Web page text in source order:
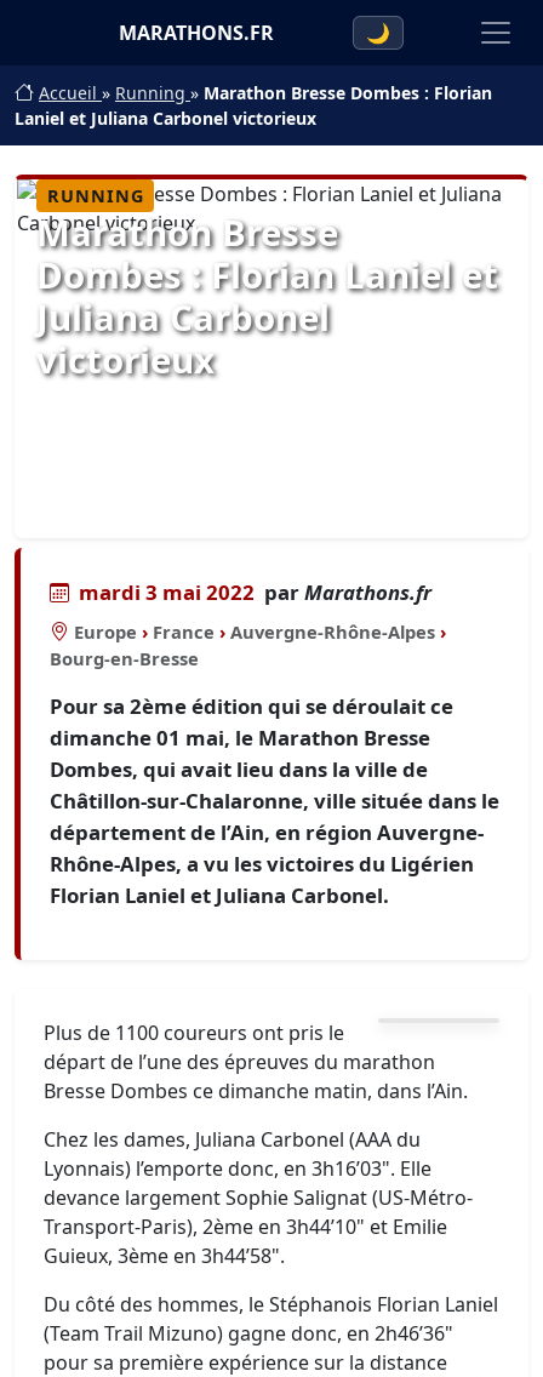
MARATHONS.FR 🌙
Accueil » Running » Marathon Bresse Dombes : Florian
Laniel et Juliana Carbonel victorieux
RUNNING
Marathon Bresse
Dombes : Florian Laniel et
Juliana Carbonel
victorieux
mardi 3 mai 2022 parMarathons.fr
Europe › France › Auvergne-Rhône-Alpes ›
Bourg-en-Bresse
Pour sa 2ème édition qui se déroulait ce
dimanche 01 mai, le Marathon Bresse
Dombes, qui avait lieu dans la ville de
Châtillon-sur-Chalaronne, ville située dans le
département de l’Ain, en région Auvergne-
Rhône-Alpes, a vu les victoires du Ligérien
Florian Laniel et Juliana Carbonel.
Plus de 1100 coureurs ont pris le
départ de l’une des épreuves du marathon
Bresse Dombes ce dimanche matin, dans l’Ain.
Chez les dames, Juliana Carbonel (AAA du
Lyonnais) l’emporte donc, en 3h16’03". Elle
devance largement Sophie Salignat (US-Métro-
Transport-Paris), 2ème en 3h44’10" et Emilie
Guieux, 3ème en 3h44’58".
Du côté des hommes, le Stéphanois Florian Laniel
(Team Trail Mizuno) gagne donc, en 2h46’36"
pour sa première expérience sur la distance